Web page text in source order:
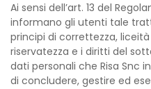
Ai sensi dell’art. 13 del
informano gli utenti tale
principi di correttezza,
riservatezza e i diritti del
dati personali che Risa Snc
di concludere, gestire ed